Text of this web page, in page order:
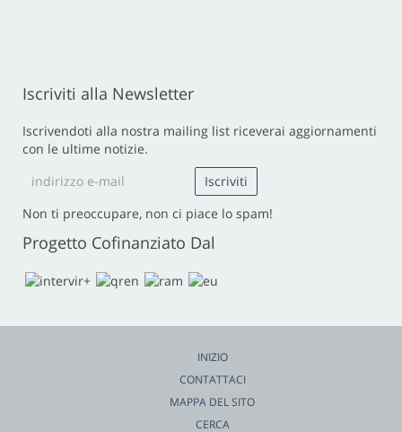
Iscriviti alla Newsletter
Iscrivendoti alla nostra mailing list riceverai aggiornamenti
con le ultime notizie.
Non ti preoccupare, non ci piace lo spam!
Progetto Cofinanziato Dal
INIZIO
CONTATTACI
MAPPA DEL SITO
CERCA